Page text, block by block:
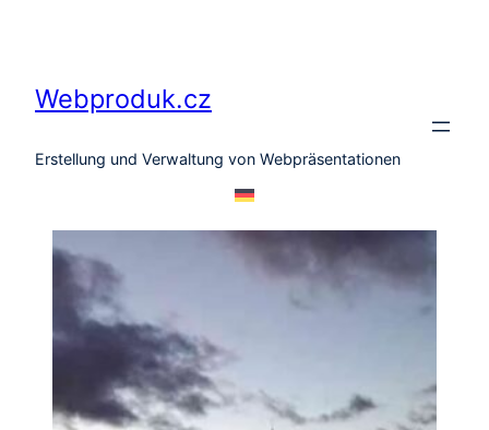
Webproduk.cz
Erstellung und Verwaltung von Webpräsentationen